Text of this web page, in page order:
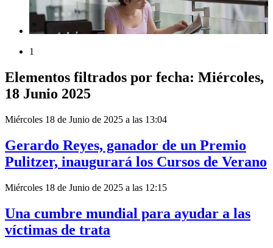
1
Elementos filtrados por fecha: Miércoles,
18 Junio 2025
Miércoles 18 de Junio de 2025 a las 13:04
Gerardo Reyes, ganador de un Premio
Pulitzer, inaugurará los Cursos de Verano
Miércoles 18 de Junio de 2025 a las 12:15
Una cumbre mundial para ayudar a las
víctimas de trata